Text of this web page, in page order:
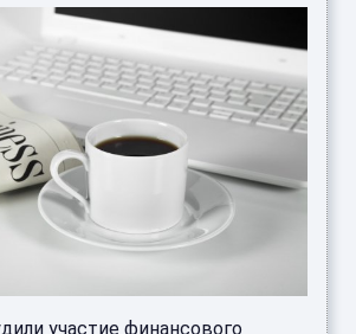
участие финансового